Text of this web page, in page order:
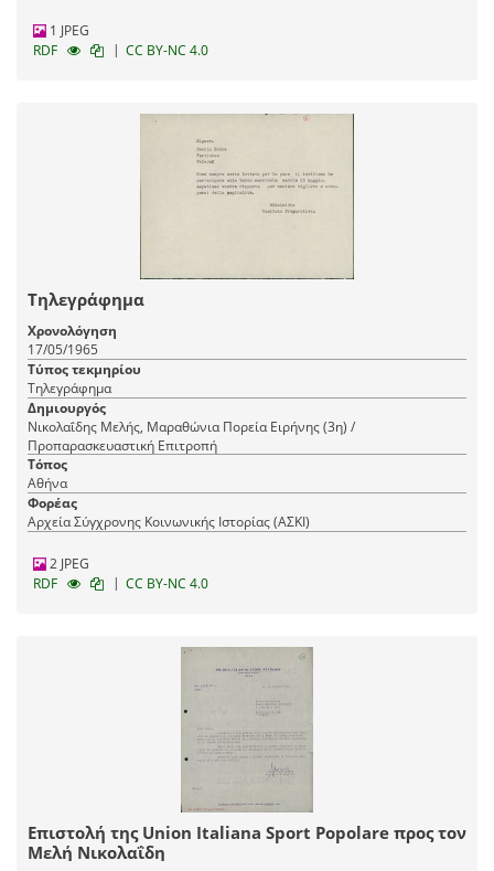
1 JPEG
RDF
| CC BY-NC 4.0
Τηλεγράφημα
Χρονολόγηση
17/05/1965
Τύπος τεκμηρίου
Τηλεγράφημα
Δημιουργός
Νικολαΐδης Μελής, Μαραθώνια Πορεία Ειρήνης (3η) /
Προπαρασκευαστική Επιτροπή
Τόπος
Αθήνα
Φορέας
Αρχεία Σύγχρονης Κοινωνικής Ιστορίας (ΑΣΚΙ)
2 JPEG
RDF
| CC BY-NC 4.0
Επιστολή της Union Italiana Sport Popolare προς τον
Μελή Νικολαΐδη